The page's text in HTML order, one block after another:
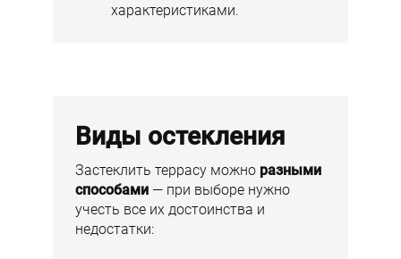
характеристиками.
Виды остекления
Застеклить террасу можно разными
способами — при выборе нужно
учесть все их достоинства и
недостатки: